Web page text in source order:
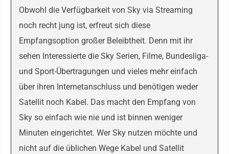
Obwohl die Verfügbarkeit von Sky via Streaming
noch recht jung ist, erfreut sich diese
Empfangsoption großer Beleibtheit. Denn mit ihr
sehen Interessierte die Sky Serien, Filme, Bundesliga-
und Sport-Übertragungen und vieles mehr einfach
über ihren Internetanschluss und benötigen weder
Satellit noch Kabel. Das macht den Empfang von
Sky so einfach wie nie und ist binnen weniger
Minuten eingerichtet. Wer Sky nutzen möchte und
nicht auf die üblichen Wege Kabel und Satellit